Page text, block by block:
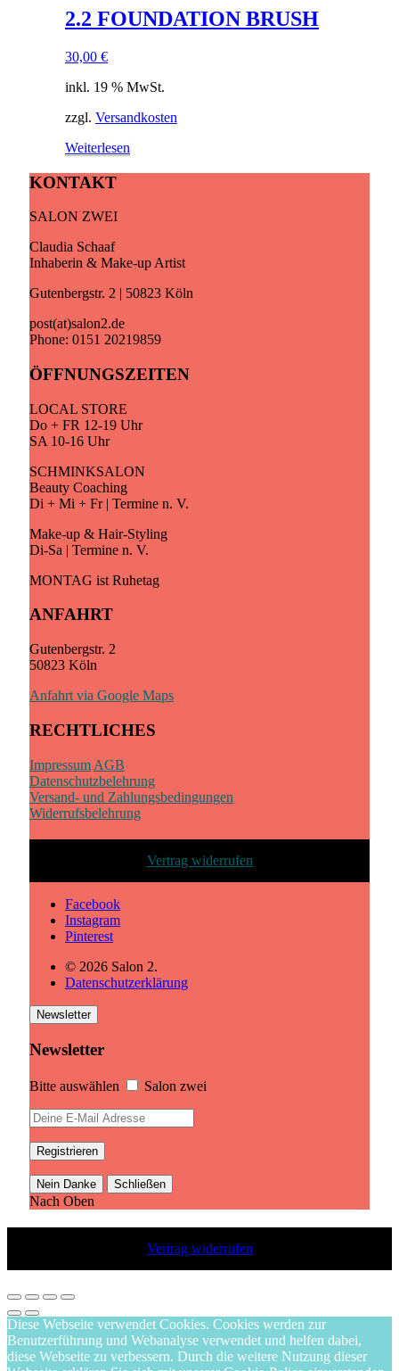
2.2 FOUNDATION BRUSH
30,00 €
inkl. 19 % MwSt.
zzgl. Versandkosten
Weiterlesen
KONTAKT
SALON ZWEI
Claudia Schaaf
Inhaberin & Make-up Artist
Gutenbergstr. 2 | 50823 Köln
post(at)salon2.de
Phone: 0151 20219859
ÖFFNUNGSZEITEN
LOCAL STORE
Do + FR 12-19 Uhr
SA 10-16 Uhr
SCHMINKSALON
Beauty Coaching
Di + Mi + Fr | Termine n. V.
Make-up & Hair-Styling
Di-Sa | Termine n. V.
MONTAG ist Ruhetag
ANFAHRT
Gutenbergstr. 2
50823 Köln
Anfahrt via Google Maps
RECHTLICHES
Impressum AGB
Datenschutzbelehrung
Versand- und Zahlungsbedingungen
Widerrufsbelehrung
Vertrag widerrufen
Facebook
Instagram
Pinterest
© 2026 Salon 2.
Datenschutzerklärung
Newsletter
Newsletter
Bitte auswählen Salon zwei
Nein Danke Schließen
Nach Oben
Vertrag widerrufen
Diese Webseite verwendet Cookies. Cookies werden zur
Benutzerführung und Webanalyse verwendet und helfen dabei,
diese Webseite zu verbessern. Durch die weitere Nutzung dieser